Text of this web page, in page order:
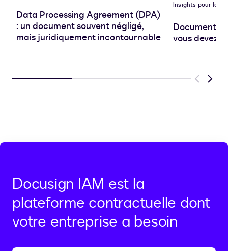
Data Processing Agreement (DPA)
: un document souvent négligé,
mais juridiquement incontournable
Insights pour les
Document
vous devez
Previous
Next
Docusign IAM est la
plateforme contractuelle dont
votre entreprise a besoin